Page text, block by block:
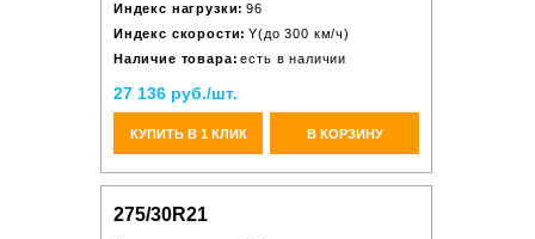
Индекс нагрузки: 96
Индекс скорости: Y(до 300 км/ч)
Наличие товара: есть в наличии
27 136 руб./шт.
КУПИТЬ В 1 КЛИК В КОРЗИНУ
275/30R21